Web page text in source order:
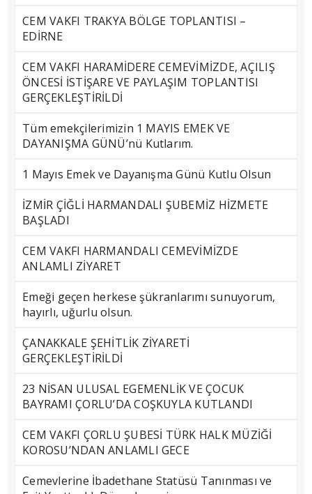
CEM VAKFI TRAKYA BÖLGE TOPLANTISI –
EDİRNE
CEM VAKFI HARAMİDERE CEMEVİMİZDE, AÇILIŞ
ÖNCESİ İSTİŞARE VE PAYLAŞIM TOPLANTISI
GERÇEKLEŞTİRİLDİ
Tüm emekçilerimizin 1 MAYIS EMEK VE
DAYANIŞMA GÜNÜ’nü Kutlarım.
1 Mayıs Emek ve Dayanışma Günü Kutlu Olsun
İZMİR ÇİĞLİ HARMANDALI ŞUBEMİZ HİZMETE
BAŞLADI
CEM VAKFI HARMANDALI CEMEVİMİZDE
ANLAMLI ZİYARET
Emeği geçen herkese şükranlarımı sunuyorum,
hayırlı, uğurlu olsun.
ÇANAKKALE ŞEHİTLİK ZİYARETİ
GERÇEKLEŞTİRİLDİ
23 NİSAN ULUSAL EGEMENLİK VE ÇOCUK
BAYRAMI ÇORLU’DA COŞKUYLA KUTLANDI
CEM VAKFI ÇORLU ŞUBESİ TÜRK HALK MÜZİĞİ
KOROSU’NDAN ANLAMLI GECE
Cemevlerine İbadethane Statüsü Tanınması ve